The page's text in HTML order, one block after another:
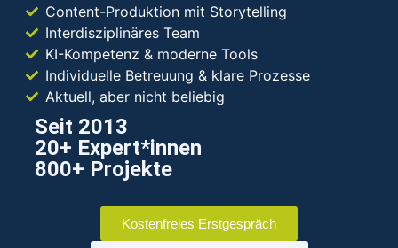
Content-Produktion mit Storytelling
Interdisziplinäres Team
KI-Kompetenz & moderne Tools
Individuelle Betreuung & klare Prozesse
Aktuell, aber nicht beliebig
Seit 2013
20+ Expert*innen
800+ Projekte
Kostenfreies Erstgespräch